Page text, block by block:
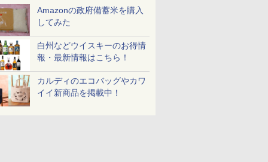
Amazonの政府備蓄米を購入
してみた
白州などウイスキーのお得情
報・最新情報はこちら！
カルディのエコバッグやカワ
イイ新商品を掲載中！